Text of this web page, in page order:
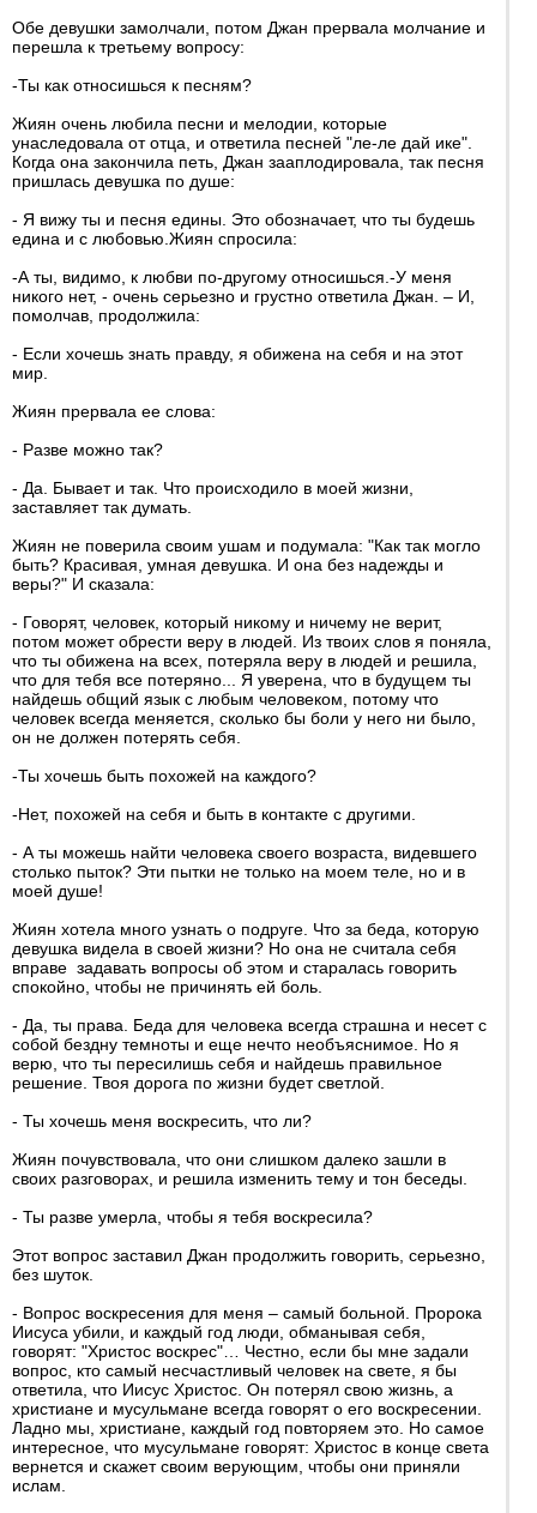
Обе девушки замолчали, потом Джан прервала молчание и
перешла к третьему вопросу:
-Ты как относишься к песням?
Жиян очень любила песни и мелодии, которые
унаследовала от отца, и ответила песней "ле-ле дай ике".
Когда она закончила петь, Джан зааплодировала, так песня
пришлась девушка по душе:
- Я вижу ты и песня едины. Это обозначает, что ты будешь
едина и с любовью.Жиян спросила:
-А ты, видимо, к любви по-другому относишься.-У меня
никого нет, - очень серьезно и грустно ответила Джан. – И,
помолчав, продолжила:
- Если хочешь знать правду, я обижена на себя и на этот
мир.
Жиян прервала ее слова:
- Разве можно так?
- Да. Бывает и так. Что происходило в моей жизни,
заставляет так думать.
Жиян не поверила своим ушам и подумала: "Как так могло
быть? Красивая, умная девушка. И она без надежды и
веры?" И сказала:
- Говорят, человек, который никому и ничему не верит,
потом может обрести веру в людей. Из твоих слов я поняла,
что ты обижена на всех, потеряла веру в людей и решила,
что для тебя все потеряно... Я уверена, что в будущем ты
найдешь общий язык с любым человеком, потому что
человек всегда меняется, сколько бы боли у него ни было,
он не должен потерять себя.
-Ты хочешь быть похожей на каждого?
-Нет, похожей на себя и быть в контакте с другими.
- А ты можешь найти человека своего возраста, видевшего
столько пыток? Эти пытки не только на моем теле, но и в
моей душе!
Жиян хотела много узнать о подруге. Что за беда, которую
девушка видела в своей жизни? Но она не считала себя
вправе задавать вопросы об этом и старалась говорить
спокойно, чтобы не причинять ей боль.
- Да, ты права. Беда для человека всегда страшна и несет с
собой бездну темноты и еще нечто необъяснимое. Но я
верю, что ты пересилишь себя и найдешь правильное
решение. Твоя дорога по жизни будет светлой.
- Ты хочешь меня воскресить, что ли?
Жиян почувствовала, что они слишком далеко зашли в
своих разговорах, и решила изменить тему и тон беседы.
- Ты разве умерла, чтобы я тебя воскресила?
Этот вопрос заставил Джан продолжить говорить, серьезно,
без шуток.
- Вопрос воскресения для меня – самый больной. Пророка
Иисуса убили, и каждый год люди, обманывая себя,
говорят: "Христос воскрес"… Честно, если бы мне задали
вопрос, кто самый несчастливый человек на свете, я бы
ответила, что Иисус Христос. Он потерял свою жизнь, а
христиане и мусульмане всегда говорят о его воскресении.
Ладно мы, христиане, каждый год повторяем это. Но самое
интересное, что мусульмане говорят: Христос в конце света
вернется и скажет своим верующим, чтобы они приняли
ислам.